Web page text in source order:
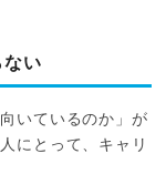
ない
いているのか」が
にとって、キャリ